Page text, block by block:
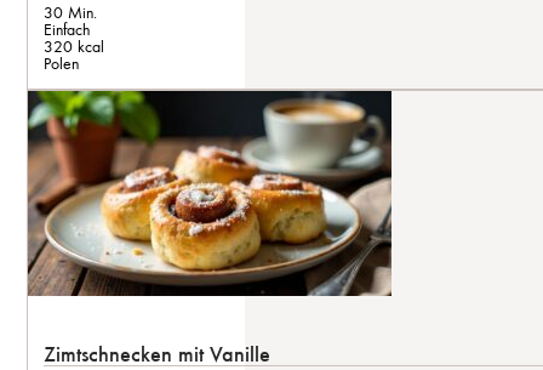
30 Min.
Einfach
320 kcal
Polen
Zimtschnecken mit Vanille